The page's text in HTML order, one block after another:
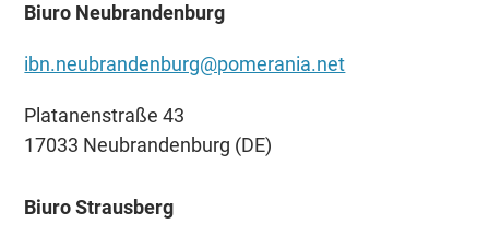
Biuro Neubrandenburg
ibn.neubrandenburg@pomerania.net
Platanenstraße 43
17033 Neubrandenburg (DE)
Biuro Strausberg